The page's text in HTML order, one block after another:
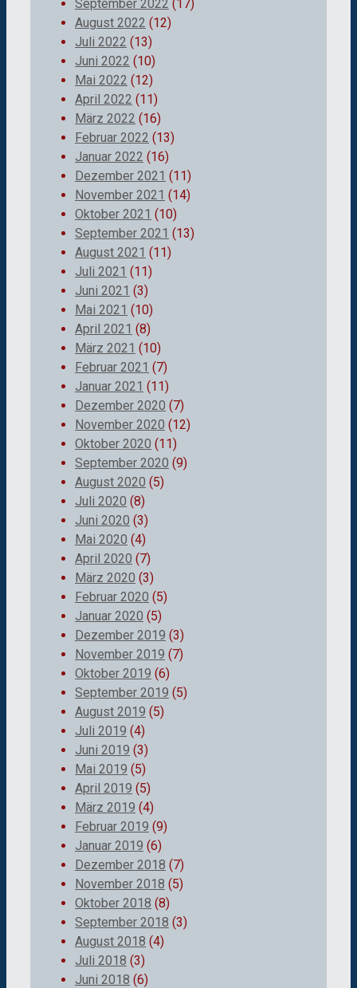
September 2022 (17)
August 2022 (12)
Juli 2022 (13)
Juni 2022 (10)
Mai 2022 (12)
April 2022 (11)
März 2022 (16)
Februar 2022 (13)
Januar 2022 (16)
Dezember 2021 (11)
November 2021 (14)
Oktober 2021 (10)
September 2021 (13)
August 2021 (11)
Juli 2021 (11)
Juni 2021 (3)
Mai 2021 (10)
April 2021 (8)
März 2021 (10)
Februar 2021 (7)
Januar 2021 (11)
Dezember 2020 (7)
November 2020 (12)
Oktober 2020 (11)
September 2020 (9)
August 2020 (5)
Juli 2020 (8)
Juni 2020 (3)
Mai 2020 (4)
April 2020 (7)
März 2020 (3)
Februar 2020 (5)
Januar 2020 (5)
Dezember 2019 (3)
November 2019 (7)
Oktober 2019 (6)
September 2019 (5)
August 2019 (5)
Juli 2019 (4)
Juni 2019 (3)
Mai 2019 (5)
April 2019 (5)
März 2019 (4)
Februar 2019 (9)
Januar 2019 (6)
Dezember 2018 (7)
November 2018 (5)
Oktober 2018 (8)
September 2018 (3)
August 2018 (4)
Juli 2018 (3)
Juni 2018 (6)